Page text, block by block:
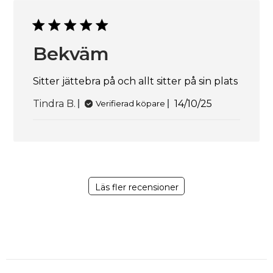
Bekväm
Sitter jättebra på och allt sitter på sin plats
Tindra B.
Verifierad köpare 14/10/25
Läs fler recensioner